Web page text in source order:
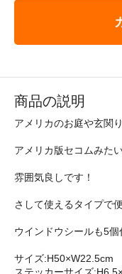
商品の説明
アメリカのお庭や玄関
アメリカ版セコムみた
雰囲気良しです！
さして使えるタイプで便
ウインドウシールも5個
サイズ:H50×W22.5cm